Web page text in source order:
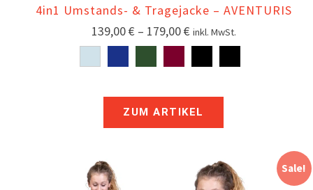
4in1 Umstands- & Tragejacke – AVENTURIS
139,00€– 179,00€ inkl. MwSt.
ZUM ARTIKEL
Sale!